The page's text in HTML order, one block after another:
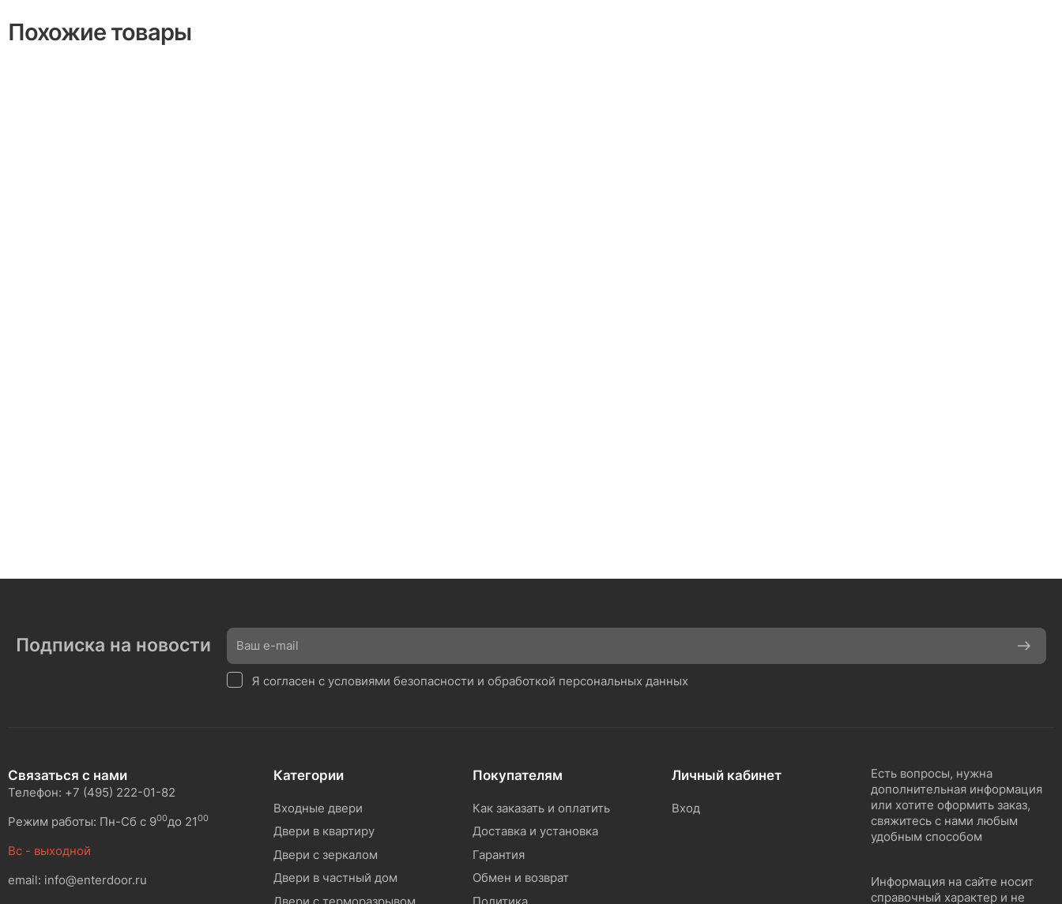
Похожие товары
Подписка на новости
Я согласен с условиями безопасности и обработкой персональных данных
Связаться с нами
Телефон: +7 (495) 222-01-82
Режим работы: Пн-Сб с 900до 2100
Вс - выходной
email: info@enterdoor.ru
Категории
Входные двери
Двери в квартиру
Двери с зеркалом
Двери в частный дом
Покупателям
Как заказать и оплатить
Доставка и установка
Гарантия
Обмен и возврат
Личный кабинет
Вход
Есть вопросы, нужна
дополнительная информация
или хотите оформить заказ,
свяжитесь с нами любым
удобным способом
Информация на сайте носит
справочный характер и не